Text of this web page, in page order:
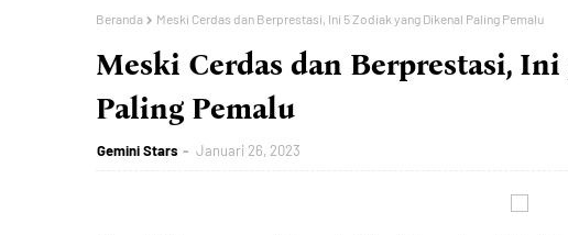
Beranda Meski Cerdas dan Berprestasi, Ini 5 Zodiak yang Dikenal Paling Pemalu
Meski Cerdas dan Berprestasi,
Paling Pemalu
Gemini Stars Januari 26, 2023